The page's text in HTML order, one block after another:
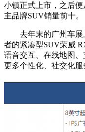
小镇正式上市，之后
主品牌SUV销量前十。
去年末的广州车展
者的紧凑型SUV荣威
语音交互、在线地图
更多个性化、社交化服